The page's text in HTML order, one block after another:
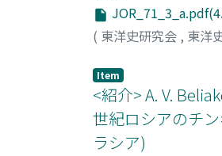
( 東洋史研究会 , 東洋
Item
<紹介> A. V.
世紀ロシアのチ
ラシア)